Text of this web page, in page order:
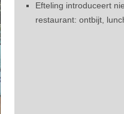
Efteling introduceert
restaurant: ontbijt,